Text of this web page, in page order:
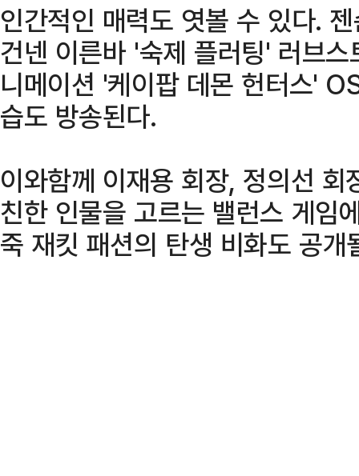
인간적인 매력도 엿볼 수 있다.
건넨 이른바 '숙제 플러팅' 러브
니메이션 '케이팝 데몬 헌터스'
습도 방송된다.
이와함께 이재용 회장, 정의선
친한 인물을 고르는 밸런스 게임
죽 재킷 패션의 탄생 비화도 공개